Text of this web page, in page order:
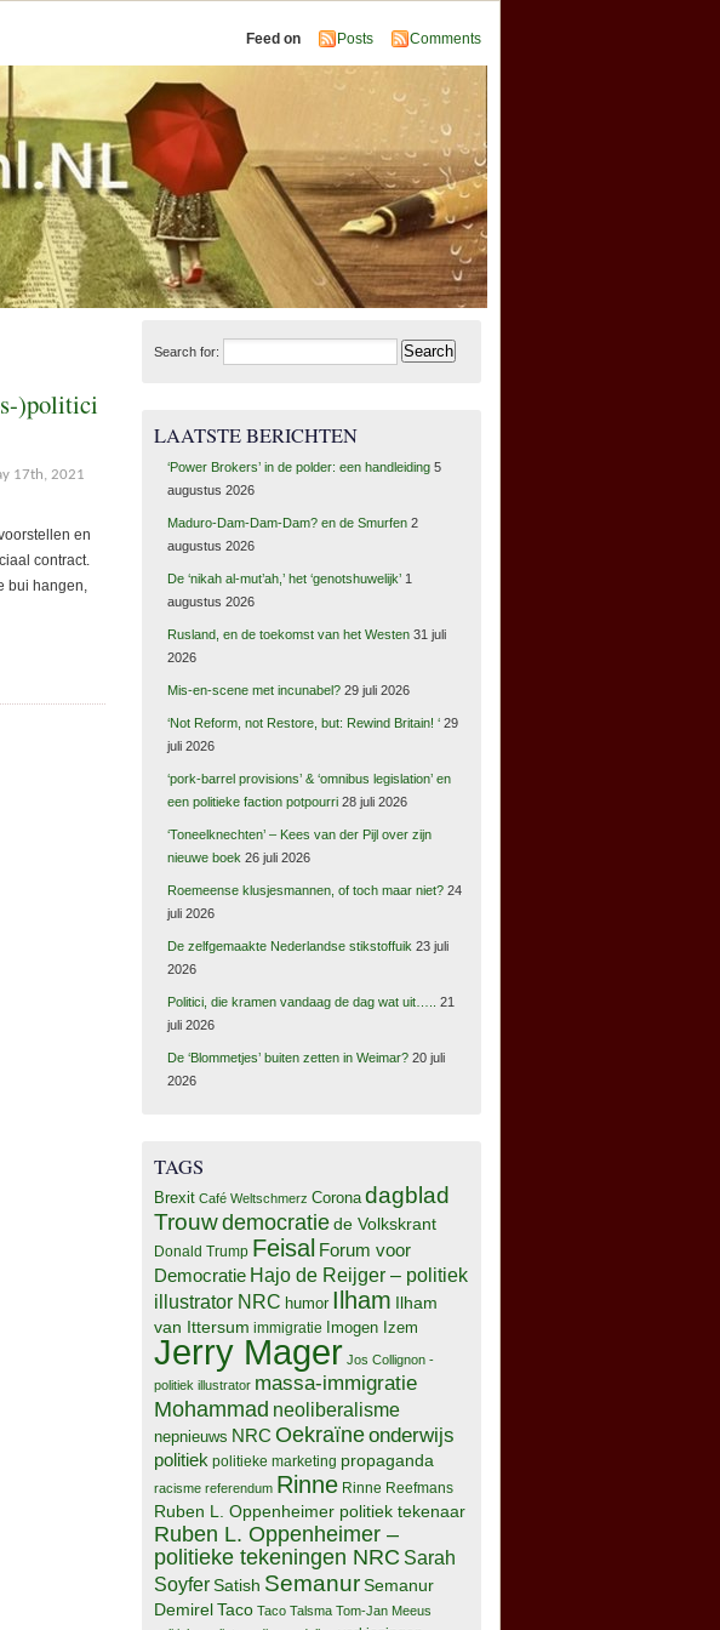
Feed on Posts Comments
)politici
17th, 2021
en
contract.
bui hangen,
Search for:
LAATSTE BERICHTEN
‘Power Brokers’ in de polder: een handleiding 5
augustus 2026
Maduro-Dam-Dam-Dam? en de Smurfen 2
augustus 2026
De ‘nikah al-mut’ah,’ het ‘genotshuwelijk’ 1
augustus 2026
Rusland, en de toekomst van het Westen 31 juli
2026
Mis-en-scene met incunabel? 29 juli 2026
‘Not Reform, not Restore, but: Rewind Britain! ‘ 29
juli 2026
‘pork-barrel provisions’ & ‘omnibus legislation’ en
een politieke faction potpourri 28 juli 2026
‘Toneelknechten’ – Kees van der Pijl over zijn
nieuwe boek 26 juli 2026
Roemeense klusjesmannen, of toch maar niet? 24
juli 2026
De zelfgemaakte Nederlandse stikstoffuik 23 juli
2026
Politici, die kramen vandaag de dag wat uit…..
21
juli 2026
De ‘Blommetjes’ buiten zetten in Weimar? 20 juli
2026
TAGS
Brexit Café Weltschmerz Corona dagblad
Trouwdemocratiede Volkskrant
Donald Trump Feisal Forum voor
Democratie Hajo de Reijger – politiek
illustrator NRC humor Ilham Ilham
van Ittersum immigratie Imogen Izem
Jerry Mager Jos Collignon -
politiek illustrator massa-immigratie
Mohammad neoliberalisme
nepnieuws NRC Oekraïneonderwijs
politiek politieke marketing propaganda
racisme referendum Rinne Rinne Reefmans
Ruben L. Oppenheimer politiek tekenaar
Ruben L. Oppenheimer –
politieke tekeningen NRC Sarah
Soyfer Satish SemanurSemanur
DemirelTaco Taco Talsma Tom-Jan Meeus